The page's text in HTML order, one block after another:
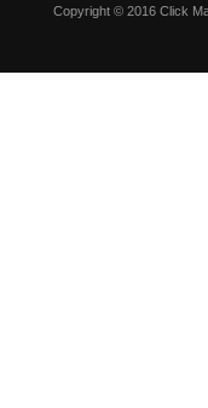
Copyright © 2016 Click